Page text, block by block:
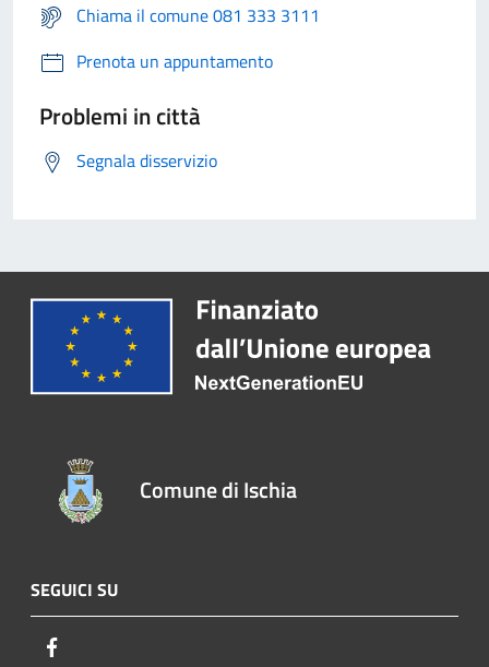
Chiama il comune 081 333 3111
Prenota un appuntamento
Problemi in città
Segnala disservizio
Comune di Ischia
SEGUICI SU